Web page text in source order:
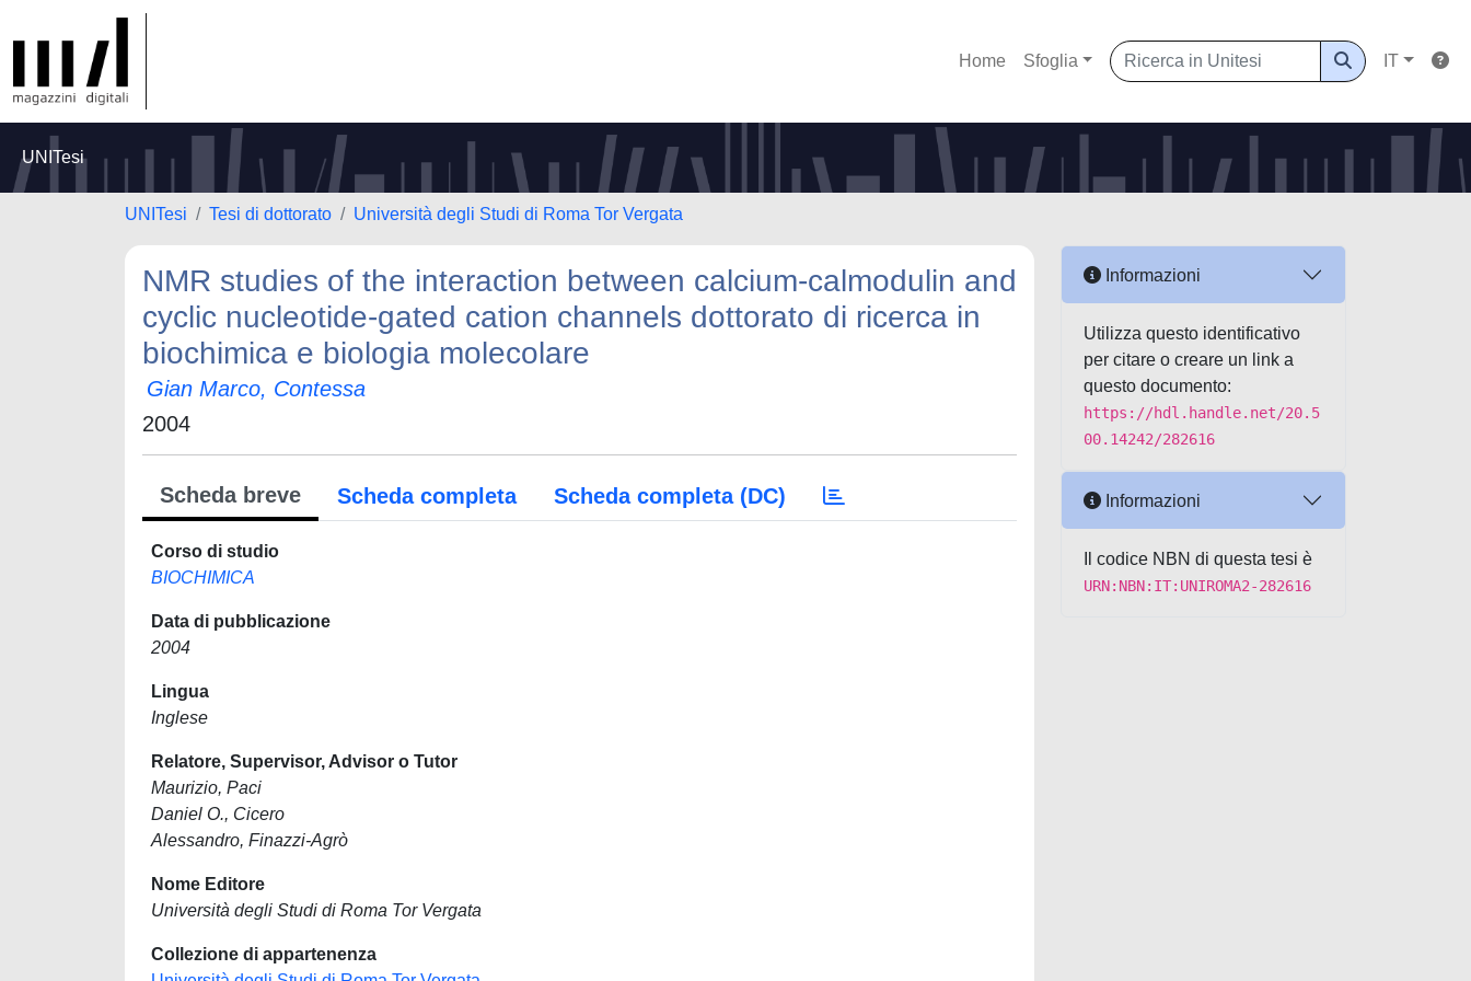
Home Sfoglia IT
UNITesi
UNITesi Tesi di dottorato Università degli Studi di Roma Tor Vergata
NMR studies of the interaction between calcium-calmodulin and
cyclic nucleotide-gated cation channels dottorato di ricerca in
biochimica e biologia molecolare
Gian Marco, Contessa
2004
Scheda breve Scheda completa Scheda completa (DC)
Corso di studio
BIOCHIMICA
Data di pubblicazione
2004
Lingua
Inglese
Relatore, Supervisor, Advisor o Tutor
Maurizio, Paci
Daniel O., Cicero
Alessandro, Finazzi-Agrò
Nome Editore
Università degli Studi di Roma Tor Vergata
Collezione di appartenenza
Informazioni
Utilizza questo identificativo
per citare o creare un link a
questo documento:
https://hdl.handle.net/20.5
00.14242/282616
Informazioni
Il codice NBN di questa tesi è
URN:NBN:IT:UNIROMA2-282616